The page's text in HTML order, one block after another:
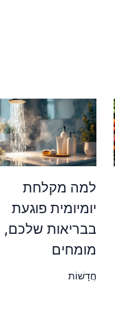
למה מקלחת
יומיומית פוגעת
בבריאות שלכם,
מומחים
חֲדָשׁוֹת